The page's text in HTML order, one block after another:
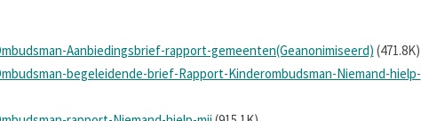
Aanbiedingsbrief-rapport-gemeenten(Geanonimiseerd) (471.8K)
begeleidende-brief-Rapport-Kinderombudsman-Niemand-hielp-